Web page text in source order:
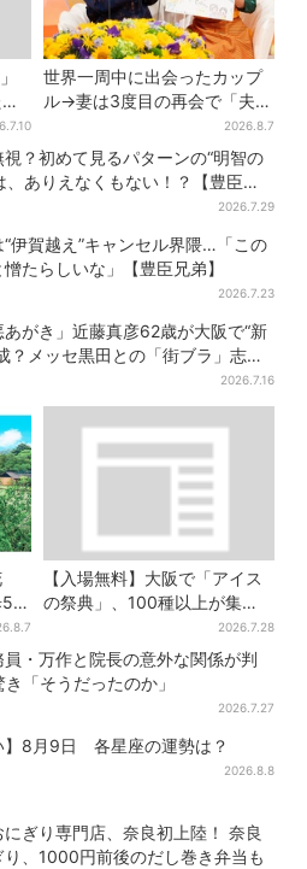
物
世界一周中に出会ったカップ
ル→妻は3度目の再会で「夫の
顔の良さを認識」ジョージア
の酒場で急接近
2026.8.7
視？初めて見るパターンの“明智の
、ありえなくもない！？【豊臣兄
2026.7.29
伊賀越え”キャンセル界隈…「この
たらしいな」【豊臣兄弟】
2026.7.23
あがき」近藤真彦62歳が大阪で“新
？メッセ黒田との「街ブラ」志願
2026.7.16
後
【入場無料】大阪で「アイス
の祭典」、100種以上が集
結！グッズ＆タダ券が当たる
巨大ガチャも
2026.7.28
・万作と院長の意外な関係が判
「そうだったのか」
2026.7.27
】8月9日 各星座の運勢は？
2026.8.8
にぎり専門店、奈良初上陸！ 奈良
り、1000円前後のだし巻き弁当も